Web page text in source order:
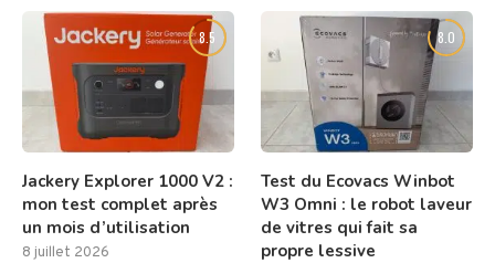
8.5
Jackery Explorer 1000 V2 :
mon test complet après
un mois d’utilisation
8 juillet 2026
8.0
Test du Ecovacs Winbot
W3 Omni : le robot laveur
de vitres qui fait sa
propre lessive